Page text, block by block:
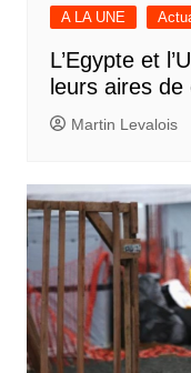
A LA UNE
L’Egypte et
leurs aires de
Martin Levalois